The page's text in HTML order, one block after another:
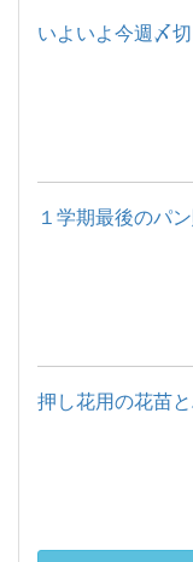
いよいよ今週〆
１学期最後のパ
押し花用の花苗